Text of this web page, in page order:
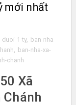
mới nhất
duoi-1-ty, ban-nha-
, ban-nha-xa-
chanh
Xã